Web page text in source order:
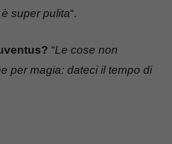
super pulita“.
“Le cose non
per magia: dateci il tempo di